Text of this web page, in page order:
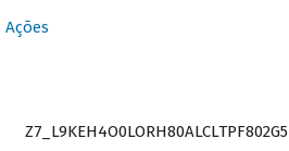
Ações
Z7_L9KEH4O0LORH80ALCLTPF802G5